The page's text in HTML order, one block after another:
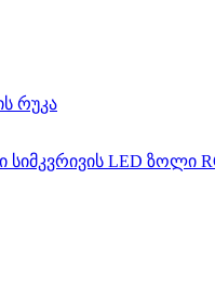
რუკა
სიმკვრივის LED ზოლი